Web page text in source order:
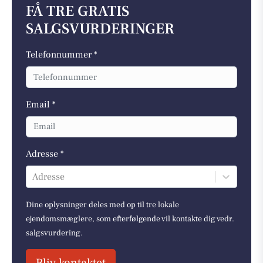
FÅ TRE GRATIS
SALGSVURDERINGER
Telefonnummer *
Email *
Adresse *
Adresse
Dine oplysninger deles med op til tre lokale
ejendomsmæglere, som efterfølgende vil kontakte dig vedr.
salgsvurdering.